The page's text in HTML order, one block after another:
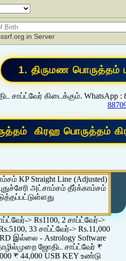
Server
சாப்ட்வேர் கிடைக்கும். WhatsApp :
KP Straight Line (Adjusted)
அட்சாம்சம் தீர்க்காம்சம்
> Rs1100, 2 சாப்ட்வேர்->
33 சாப்ட்வேர்-> Rs.11,000
இல்லை - Astrology Software
ஜோதிட சாப்ட்வேர் ₹
₹ 44,000 USB KEY உண்டு